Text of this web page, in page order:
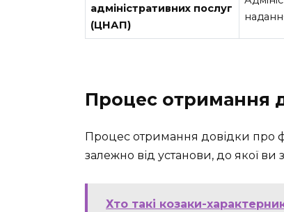
адміністративних послуг
(ЦНАП)
Процес отримання
Процес отримання довідки про
залежно від установи, до якої ви
Хто такі козаки-